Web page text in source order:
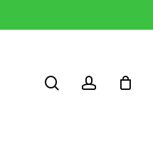
buscaraccount